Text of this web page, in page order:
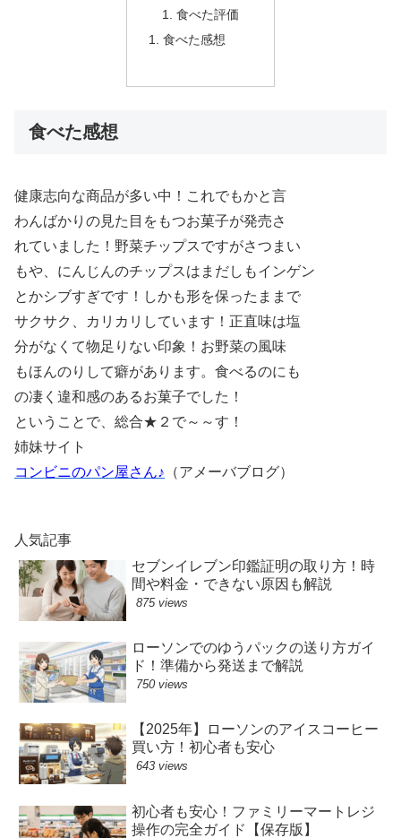
食べた評価
食べた感想
食べた感想
健康志向な商品が多い中！これでもかと言
わんばかりの見た目をもつお菓子が発売さ
れていました！野菜チップスですがさつまい
もや、にんじんのチップスはまだしもインゲン
とかシブすぎです！しかも形を保ったままで
サクサク、カリカリしています！正直味は塩
分がなくて物足りない印象！お野菜の風味
もほんのりして癖があります。食べるのにも
の凄く違和感のあるお菓子でした！
ということで、総合★２で～～す！
姉妹サイト
コンビニのパン屋さん♪ （アメーバブログ）
人気記事
セブンイレブン印鑑証明の取り方！時
間や料金・できない原因も解説
875 views
ローソンでのゆうパックの送り方ガイ
ド！準備から発送まで解説
750 views
【2025年】ローソンのアイスコーヒー
買い方！初心者も安心
643 views
初心者も安心！ファミリーマートレジ
操作の完全ガイド【保存版】